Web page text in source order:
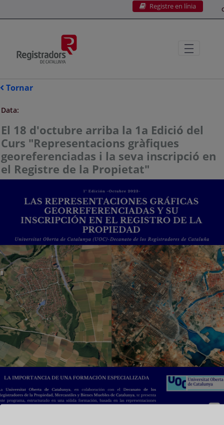
Registre en línia
Tornar
Data:
El 18 d'octubre arriba la 1a Edició del
Curs "Representacions gràfiques
georeferenciadas i la seva inscripció en
el Registre de la Propietat"